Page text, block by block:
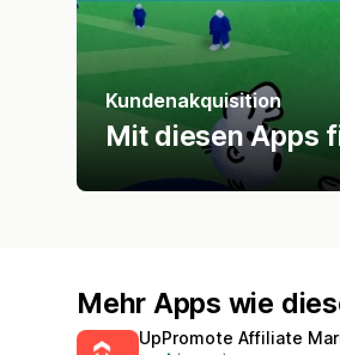
Kundenakquisition
Mit diesen Apps
Mehr Apps wie
UpPromote Affiliate